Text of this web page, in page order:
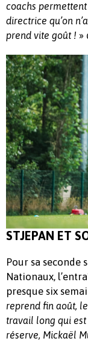
coachs
directrice qu’on
prend vite goût ! »
STJEPAN ET
Pour sa seconde
Nationaux,
presque six
reprend fin août,
travail long qui
réserve, Mickaël